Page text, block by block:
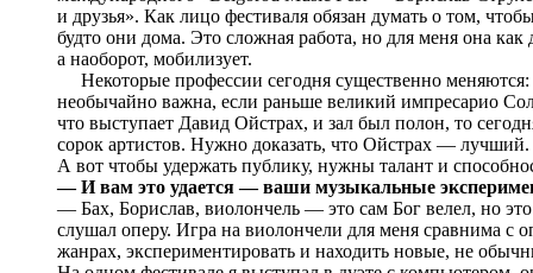
и друзья». Как лицо фестиваля обязан думать о том,
будто они дома. Это сложная работа, но для меня она
а наоборот, мобилизует.
Некоторые профессии сегодня существенно
необычайно важна, если раньше великий импресарио
что выступает Давид Ойстрах, и зал был полон, то
сорок артистов. Нужно доказать, что Ойстрах —
А вот чтобы удержать публику, нужны талант и
— И вам это удается — ваши музыкальные
— Бах, Борислав, виолончель — это сам Бог велел, но
слушал оперу. Игра на виолончели для меня сравнима с
жанрах, экспериментировать и находить новые, не